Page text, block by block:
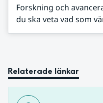
Forskning och
du ska veta vad som
Relaterade länkar